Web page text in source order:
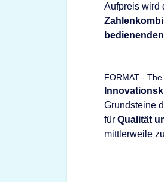
Aufpreis wird
FORMAT -
Grundsteine
für Qualität
mittlerweile